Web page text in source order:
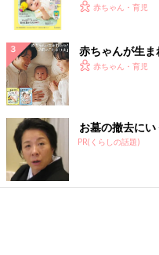
く！ おっぱい
赤ちゃん・育児
赤ちゃんが生ま
赤ちゃん・育児
お墓の撤去に
PR(くらしの話題)